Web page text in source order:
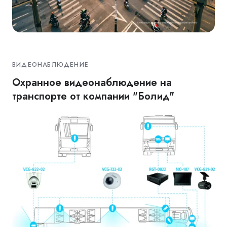
ВИДЕОНАБЛЮДЕНИЕ
Охранное видеонаблюдение на
транспорте от компании "Болид"